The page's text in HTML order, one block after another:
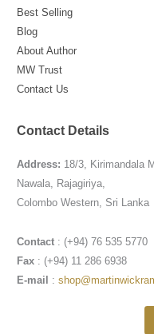
Best Selling
Blog
About Author
MW Trust
Contact Us
Contact Details
Address: 18/3, Kirimandala
Nawala, Rajagiriya,
Colombo Western, Sri Lanka
Contact : (+94) 76 535 5770
Fax : (+94) 11 286 6938
E-mail :